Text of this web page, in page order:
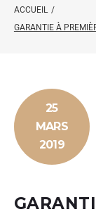
ACCUEIL /
GARANTIE À
25
MARS
2019